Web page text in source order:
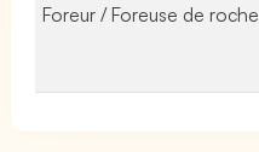
Foreur / Foreuse de roche